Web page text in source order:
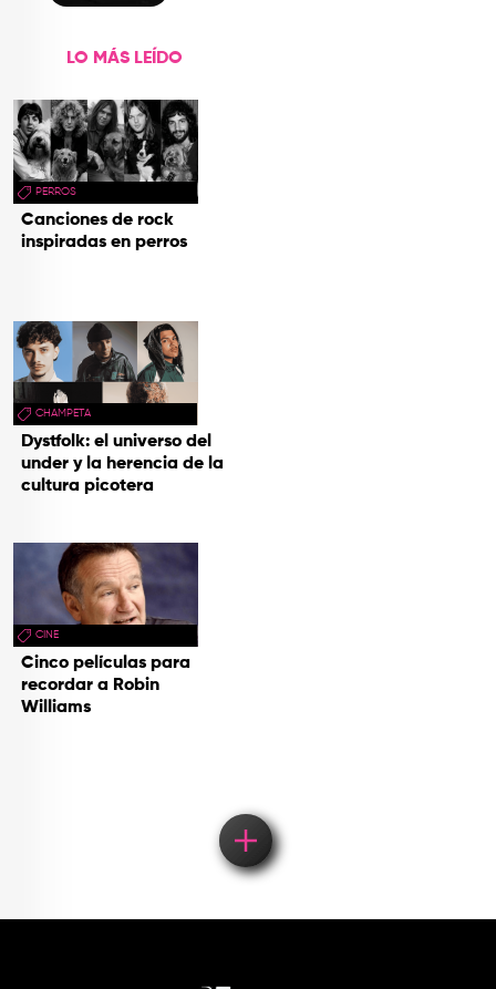
LO MÁS LEÍDO
PERROS
Canciones de rock
inspiradas en perros
CHAMPETA
Dystfolk: el universo del
under y la herencia de la
cultura picotera
CINE
Cinco películas para
recordar a Robin
Williams